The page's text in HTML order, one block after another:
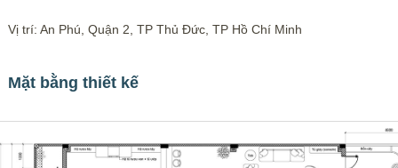
Vị trí: An Phú, Quận 2, TP Thủ Đức, TP Hồ Chí Minh
Mặt bằng thiết kế